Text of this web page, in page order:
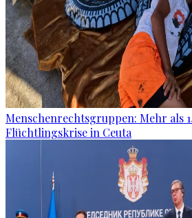
Menschenrechtsgruppen: Mehr als
Flüchtlingskrise in Ceuta